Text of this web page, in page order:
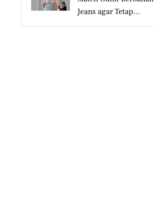
Jeans agar Tetap
Tampil Stylish